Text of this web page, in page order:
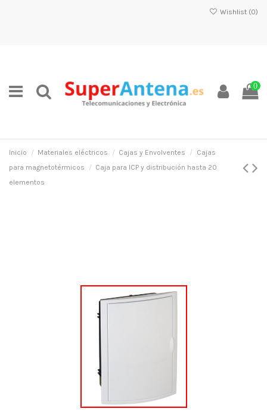
Wishlist (0)
0
Inicio Materiales eléctricos Cajas y Envolventes
Cajas
para magnetotérmicos
Caja para ICP y distribución hasta 20
elementos